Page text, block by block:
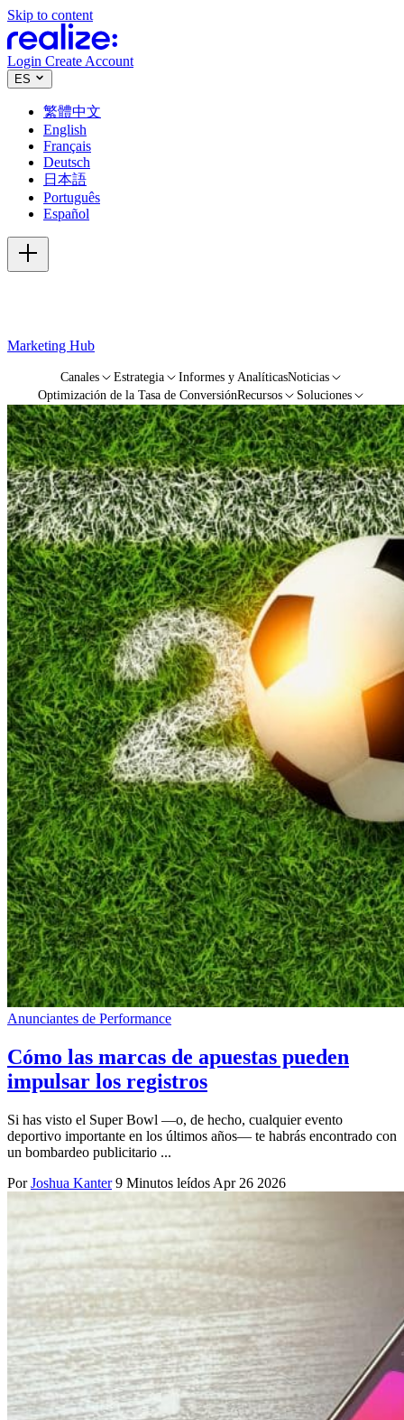
Skip to content
Login Create Account
ES
繁體中文
English
Français
Deutsch
日本語
Português
Español
Marketing Hub
Canales Estrategia Informes y AnalíticasNoticias
Optimización de la Tasa de ConversiónRecursos Soluciones
Anunciantes de Performance
Cómo las marcas de apuestas pueden
impulsar los registros
Si has visto el Super Bowl —o, de hecho, cualquier evento
deportivo importante en los últimos años— te habrás encontrado con
un bombardeo publicitario ...
Por Joshua Kanter 9 Minutos leídos Apr 26 2026